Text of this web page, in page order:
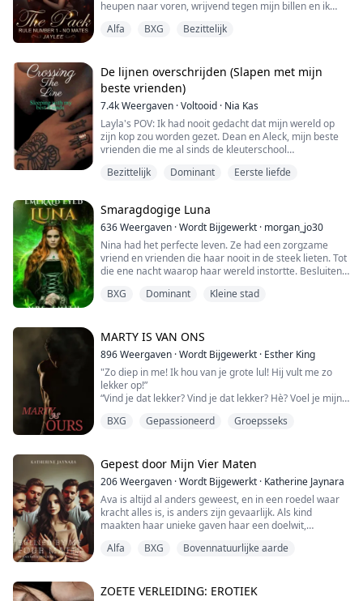
heupen naar voren, wrijvend tegen mijn billen en ik
Ik val voorover op het bed en draai me dan om om hem
aan te kijken. De donkere tatoeages op Domonic's ge...
Alfa BXG Bezittelijk
De lijnen overschrijden (Slapen met mijn
beste vrienden)
7.4kWeergaven ·Voltooid · Nia Kas
Layla's POV: Ik had nooit gedacht dat mijn wereld op
zijn kop zou worden gezet. Dean en Aleck, mijn beste
vrienden die me al sinds de kleuterschool
werkelijk niets zoals ik me herinnerde. Sinds mijn
worden op je beste vrienden is iets wat j...
Bezittelijk Dominant Eerste liefde
Smaragdogige Luna
636Weergaven ·Wordt Bijgewerkt · morgan_jo30
Nina had het perfecte leven. Ze had een zorgzame
vriend en vrienden die haar nooit in de steek lieten. Tot
die ene nacht waarop haar wereld instortte. Besluitend
geconfronteerd met meer vragen dan antwoorden. Na
ze het minst had verwacht. Nu moet N...
BXG Dominant Kleine stad
MARTY IS VAN ONS
896Weergaven ·Wordt Bijgewerkt · Esther King
"Zo diep in me! Ik hou van je grote lul! Hij vult me zo
lekker op!”
“Vind je dat lekker? Vind je dat lekker? Hè? Voel je mijn
“Zo goed! Zo goed! Je laat me zo hard klaarkomen!”
hoogtepunten waar ik weinig eer voor kan opeisen. Ik
lag daar gewoon en liet haar me gebruiken als een...
BXG Gepassioneerd Groepsseks
Gepest door Mijn Vier Maten
206Weergaven ·Wordt Bijgewerkt · Katherine Jaynara
Ava is altijd al anders geweest, en in een roedel waar
kracht alles is, is anders zijn gevaarlijk. Als kind
maakten haar unieke gaven haar een doelwit,
Alpha en Beta en de meisjes die haar benijdden. Maar
begeerlijk haar anders-zijn werkelijk is.
Alfa BXG Bovennatuurlijke aarde
ZOETE VERLEIDING: EROTIEK